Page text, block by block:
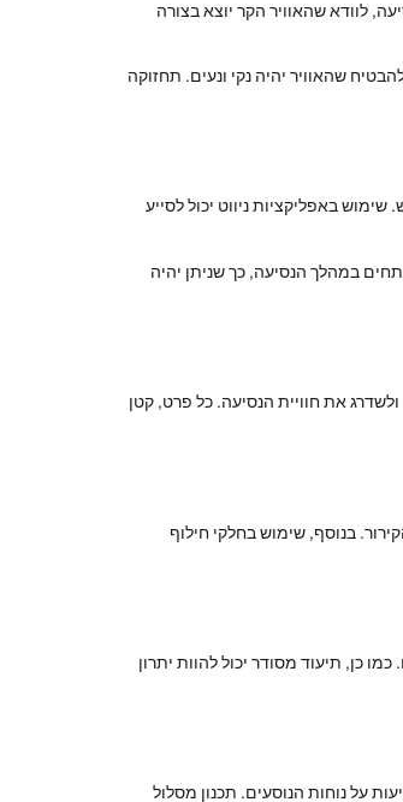
לוודא שהאוויר הקר יוצא בצורה
שהאוויר יהיה נקי ונעים. תחזוקה
באפליקציות ניווט יכול לסייע
במהלך הנסיעה, כך שניתן יהיה
את חוויית הנסיעה. כל פרט, קטן
בנוסף, שימוש בחלקי חילוף
כן, תיעוד מסודר יכול להוות יתרון
על נוחות הנוסעים. תכנון מסלול